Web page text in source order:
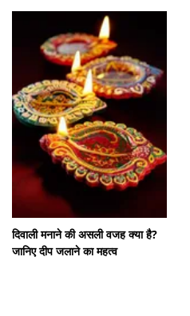
दिवाली मनाने की असली वजह क्या है?
जानिए दीप जलाने का महत्व